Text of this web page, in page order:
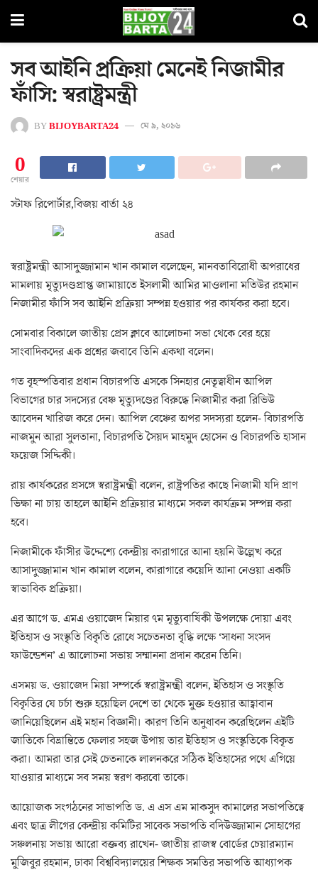
সব আইনি প্রক্রিয়া মেনেই নিজামীর
ফাঁসি: স্বরাষ্ট্রমন্ত্রী
BYBIJOYBARTA24 মে ৯, ২০১৬
0
শেয়ার
স্টাফ রিপোর্টার,বিজয় বার্তা ২৪
স্বরাষ্ট্রমন্ত্রী আসাদুজ্জামান খান কামাল বলেছেন, মানবতাবিরোধী অপরাধের
মামলায় মৃত্যুদণ্ডপ্রাপ্ত জামায়াতে ইসলামী আমির মাওলানা মতিউর রহমান
নিজামীর ফাঁসি সব আইনি প্রক্রিয়া সম্পন্ন হওয়ার পর কার্যকর করা হবে।
সোমবার বিকালে জাতীয় প্রেস ক্লাবে আলোচনা সভা থেকে বের হয়ে
সাংবাদিকদের এক প্রশ্নের জবাবে তিনি একথা বলেন।
গত বৃহস্পতিবার প্রধান বিচারপতি এসকে সিনহার নেতৃত্বাধীন আপিল
বিভাগের চার সদস্যের বেঞ্চ মৃত্যুদণ্ডের বিরুদ্ধে নিজামীর করা রিভিউ
আবেদন খারিজ করে দেন। আপিল বেঞ্চের অপর সদস্যরা হলেন- বিচারপতি
নাজমুন আরা সুলতানা, বিচারপতি সৈয়দ মাহমুদ হোসেন ও বিচারপতি হাসান
ফয়েজ সিদ্দিকী।
রায় কার্যকরের প্রসঙ্গে স্বরাষ্ট্রমন্ত্রী বলেন, রাষ্ট্রপতির কাছে নিজামী যদি প্রাণ
ভিক্ষা না চায় তাহলে আইনি প্রক্রিয়ার মাধ্যমে সকল কার্যক্রম সম্পন্ন করা
হবে।
নিজামীকে ফাঁসীর উদ্দেশ্যে কেন্দ্রীয় কারাগারে আনা হয়নি উল্লেখ করে
আসাদুজ্জামান খান কামাল বলেন, কারাগারে কয়েদি আনা নেওয়া একটি
স্বাভাবিক প্রক্রিয়া।
এর আগে ড. এমএ ওয়াজেদ মিয়ার ৭ম মৃত্যুবার্ষিকী উপলক্ষে দোয়া এবং
ইতিহাস ও সংস্কৃতি বিকৃতি রোধে সচেতনতা বৃদ্ধি লক্ষে ‘সাধনা সংসদ
ফাউন্ডেশন’ এ আলোচনা সভায় সম্মাননা প্রদান করেন তিনি।
এসময় ড. ওয়াজেদ মিয়া সম্পর্কে স্বরাষ্ট্রমন্ত্রী বলেন, ইতিহাস ও সংস্কৃতি
বিকৃতির যে চর্চা শুরু হয়েছিল দেশে তা থেকে মুক্ত হওয়ার আহ্বাবান
জানিয়েছিলেন এই মহান বিজ্ঞানী। কারণ তিনি অনুধাবন করেছিলেন এইটি
জাতিকে বিভ্রান্তিতে ফেলার সহজ উপায় তার ইতিহাস ও সংস্কৃতিকে বিকৃত
করা। আমরা তার সেই চেতনাকে লালনকরে সঠিক ইতিহাসের পথে এগিয়ে
যাওয়ার মাধ্যমে সব সময় স্বরণ করবো তাকে।
আয়োজক সংগঠনের সাভাপতি ড. এ এস এম মাকসুদ কামালের সভাপতিত্বে
এবং ছাত্র লীগের কেন্দ্রীয় কমিটির সাবেক সভাপতি বদিউজ্জামান সোহাগের
সঞ্চলনায় সভায় আরো বক্তব্য রাখেন- জাতীয় রাজস্ব বোর্ডের চেয়ারম্যান
মুজিবুর রহমান, ঢাকা বিশ্ববিদ্যালয়ের শিক্ষক সমতির সভাপতি আধ্যাপক